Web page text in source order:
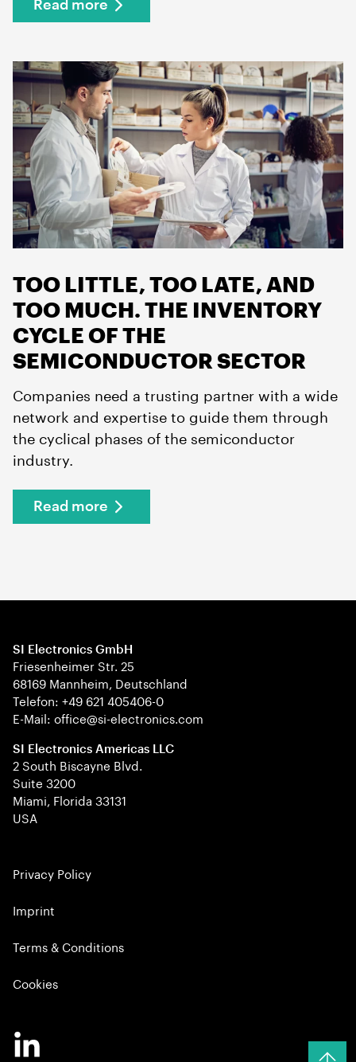
Read more
TOO LITTLE, TOO LATE, AND
TOO MUCH. THE INVENTORY
CYCLE OF THE
SEMICONDUCTOR SECTOR
Companies need a trusting partner with a wide
network and expertise to guide them through
the cyclical phases of the semiconductor
industry.
Read more
SI Electronics GmbH
Friesenheimer Str. 25
68169 Mannheim, Deutschland
Telefon: +49 621 405406-0
E-Mail: office@si-electronics.com
SI Electronics Americas LLC
2 South Biscayne Blvd.
Suite 3200
Miami, Florida 33131
USA
Privacy Policy
Imprint
Terms & Conditions
Cookies